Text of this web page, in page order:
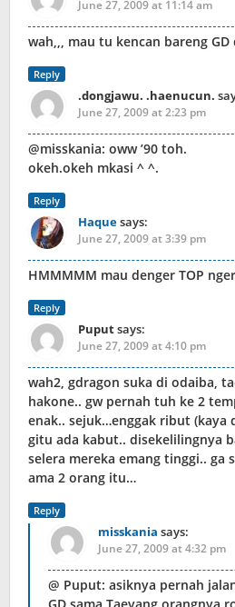
June 27, 2009 at 11:14 am
wah,,, mau tu kencan bareng
Reply
.dongjawu. .haenucun.
June 27, 2009 at 2:23 pm
@misskania: oww ’90 toh.
okeh.okeh mkasi ^ ^.
Reply
Haquesays:
June 27, 2009 at 3:39 pm
HMMMMM mau denger TOP
Reply
Puputsays:
June 27, 2009 at 4:10 pm
wah2, gdragon suka di odaiba,
hakone.. gw pernah tuh ke 2
enak.. sejuk…enggak ribut (kaya
gitu ada kabut.. disekelilingnya
selera mereka emang tinggi.. ga
ama 2 orang itu…
Reply
misskania says:
June 27, 2009 at 4:32 pm
@ Puput: asiknya pernah